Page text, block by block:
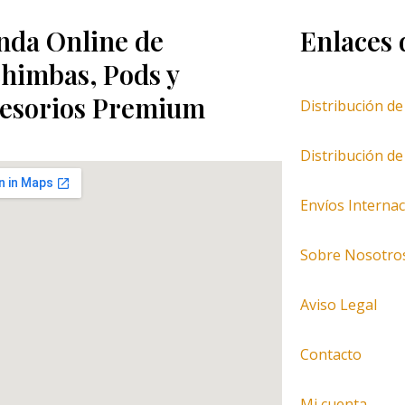
Online de
Pods y
Premium
Enlaces
Distribución de
Distribución
Envíos
Sobre
Aviso Legal
Contacto